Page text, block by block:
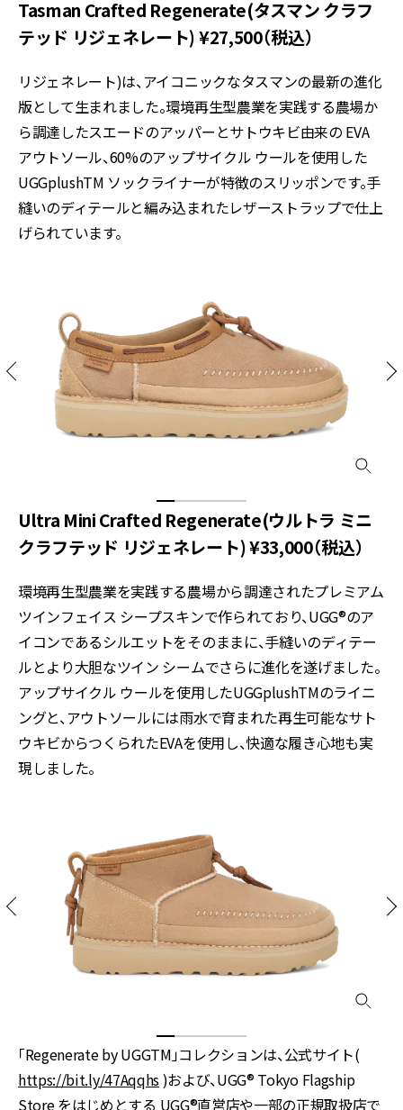
Tasman Crafted Regenerate(タスマン クラフ
テッド リジェネレート) ¥27,500（税込）
リジェネレート)は、アイコニックなタスマンの最新の進化
版として生まれました。環境再生型農業を実践する農場か
ら調達したスエードのアッパーとサトウキビ由来の EVA
アウトソール、60%のアップサイクル ウールを使用した
UGGplushTM ソックライナーが特徴のスリッポンです。手
縫いのディテールと編み込まれたレザーストラップで仕上
げられています。
Ultra Mini Crafted Regenerate(ウルトラ ミニ
クラフテッド リジェネレート) ¥33,000（税込）
環境再生型農業を実践する農場から調達されたプレミアム
ツインフェイス シープスキンで作られており、UGG®のア
イコンであるシルエットをそのままに、手縫いのディテー
ルとより大胆なツイン シームでさらに進化を遂げました。
アップサイクル ウールを使用したUGGplushTMのライニ
ングと、アウトソールには雨水で育まれた再生可能なサト
ウキビからつくられたEVAを使用し、快適な履き心地も実
現しました。
「Regenerate by UGGTM」コレクションは、公式サイト(
https://bit.ly/47Aqqhs)および、UGG® Tokyo Flagship
Store をはじめとする UGG®直営店や一部の正規取扱店で